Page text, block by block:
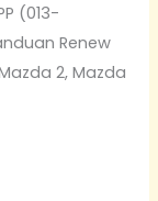
(013-
Renew
2, Mazda